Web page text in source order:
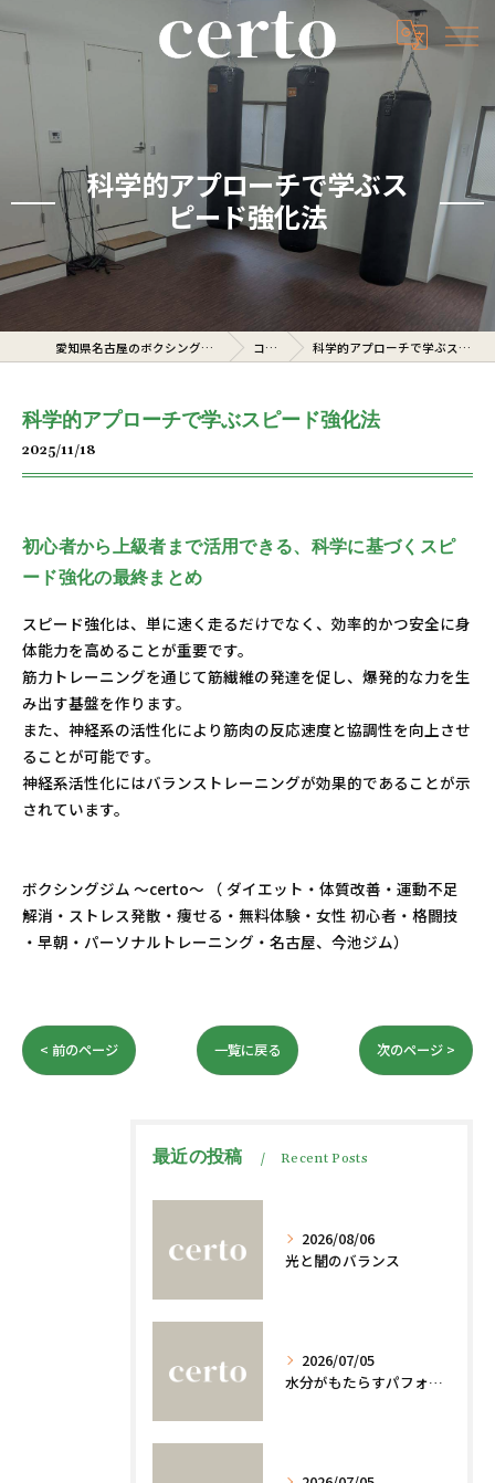
科学的アプローチで学ぶス
ピード強化法
愛知県名古屋のボクシングジムならcerto コラム 科学的アプローチで学ぶスピード強化法
科学的アプローチで学ぶスピード強化法
2025/11/18
初心者から上級者まで活用できる、科学に基づくスピ
ード強化の最終まとめ
スピード強化は、単に速く走るだけでなく、効率的かつ安全に身
体能力を高めることが重要です。
筋力トレーニングを通じて筋繊維の発達を促し、爆発的な力を生
み出す基盤を作ります。
また、神経系の活性化により筋肉の反応速度と協調性を向上させ
ることが可能です。
神経系活性化にはバランストレーニングが効果的であることが示
されています。
ボクシングジム ～certo～ （ ダイエット・体質改善・運動不足
解消・ストレス発散・痩せる・無料体験・女性 初心者・格闘技
・早朝・パーソナルトレーニング・名古屋、今池ジム）
< 前のページ 一覧に戻る 次のページ >
最近の投稿 Recent Posts
2026/08/06
光と闇のバランス
2026/07/05
水分がもたらすパフォーマンスへの影響